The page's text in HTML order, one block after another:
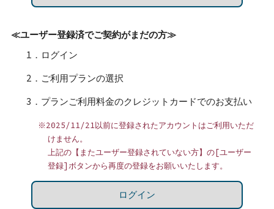
≪ユーザー登録済でご契約がまだの方≫
1．ログイン
2．ご利用プランの選択
3．プランご利用料金のクレジットカードでのお支払い
※2025/11/21以前に登録されたアカウントはご利用いただ
けません。
上記の【またユーザー登録されていない方】の[ユーザー
登録]ボタンから再度の登録をお願いいたします。
ログイン